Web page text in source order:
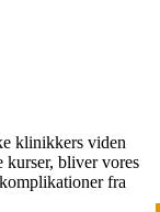
klinikkers viden
kurser, bliver vores
fra